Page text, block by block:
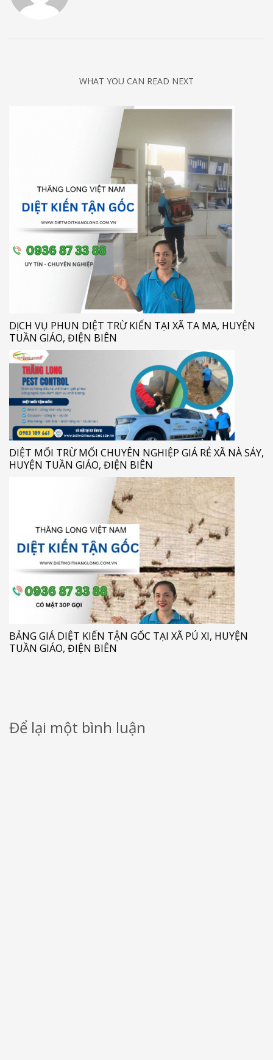
WHAT YOU CAN READ NEXT
DỊCH VỤ PHUN DIỆT TRỪ KIẾN TẠI XÃ TA MA, HUYỆN
TUẦN GIÁO, ĐIỆN BIÊN
DIỆT MỐI TRỪ MỐI CHUYÊN NGHIỆP GIÁ RẺ XÃ NÀ SÁY,
HUYỆN TUẦN GIÁO, ĐIỆN BIÊN
BẢNG GIÁ DIỆT KIẾN TẬN GỐC TẠI XÃ PÚ XI, HUYỆN
TUẦN GIÁO, ĐIỆN BIÊN
Để lại một bình luận